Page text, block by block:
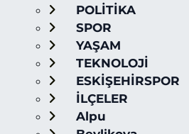
POLİTİKA
SPOR
YAŞAM
TEKNOLOJİ
ESKİŞEHİRSPOR
İLÇELER
Alpu